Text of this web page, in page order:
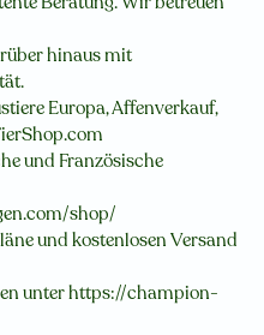
hinaus mit
Europa, Affenverkauf,
und Französische
shop/
und kostenlosen Versand
unter https://champion-